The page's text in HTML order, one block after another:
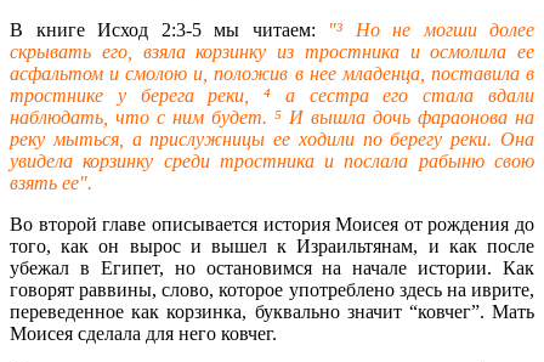
В книге Исход 2:3-5 мы читаем:
"³ Но не могши долее
скрывать его, взяла корзинку из тростника и осмолила ее
асфальтом и смолою и, положив в нее младенца, поставила в
тростнике у берега реки, ⁴ а сестра его стала вдали
наблюдать, что с ним будет. ⁵ И вышла дочь фараонова на
реку мыться, а прислужницы ее ходили по берегу реки. Она
увидела корзинку среди тростника и послала рабыню свою
взять ее".
Во второй главе описывается история Моисея от рождения до
того, как он вырос и вышел к Израильтянам, и как после
убежал в Египет, но остановимся на начале истории. Как
говорят раввины, слово, которое употреблено здесь на иврите,
переведенное как корзинка, буквально значит “ковчег”. Мать
Моисея сделала для него ковчег.